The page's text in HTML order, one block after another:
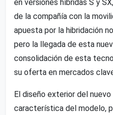
en versiones híbridas S y
de la compañía con la
apuesta por la hibridación
pero la llegada de esta
consolidación de esta
su oferta en mercados
El diseño exterior del
característica del modelo,